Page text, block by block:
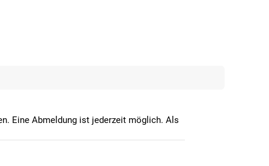
Eine Abmeldung ist jederzeit möglich. Als